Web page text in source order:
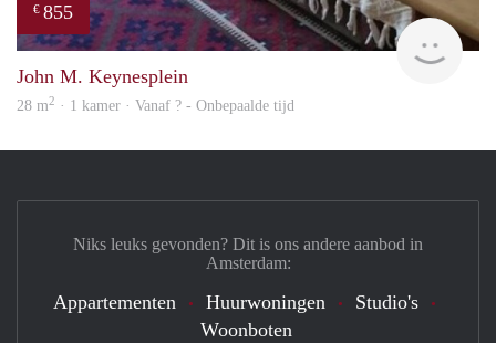
€ 855
John M. Keynesplein
28 m2 · 1 kamer · Vanaf ? - Onbepaalde tijd
Niks leuks gevonden? Dit is ons andere aanbod in
Amsterdam:
Appartementen Huurwoningen
Studio's
Woonboten